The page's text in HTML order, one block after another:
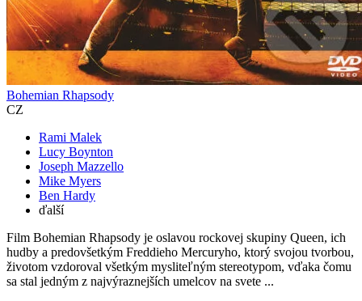
Bohemian Rhapsody
CZ
Rami Malek
Lucy Boynton
Joseph Mazzello
Mike Myers
Ben Hardy
ďalší
Film Bohemian Rhapsody je oslavou rockovej skupiny Queen, ich
hudby a predovšetkým Freddieho Mercuryho, ktorý svojou tvorbou,
životom vzdoroval všetkým mysliteľným stereotypom, vďaka čomu
sa stal jedným z najvýraznejších umelcov na svete ...